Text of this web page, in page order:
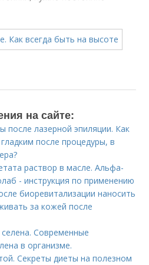
на сайте:
после лазерной эпиляции. Как
после процедуры, в
раствор в масле. Альфа-
- инструкция по применению
биоревитализации наносить
за кожей после
Современные
в организме.
Секреты диеты на полезном